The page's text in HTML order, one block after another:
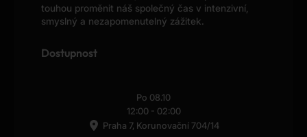
touhou proměnit náš společný čas v intenzivní,
smyslný a nezapomenutelný zážitek.
Dostupnost
Po 08.10
12:00- 02:00
Praha 7, Korunovační 704/14